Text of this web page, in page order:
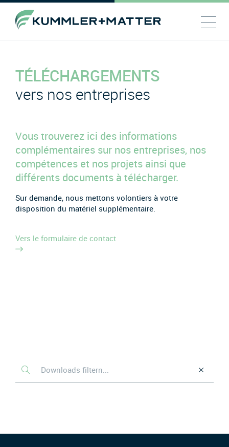
TÉLÉCHARGEMENTS
vers nos entreprises
Vous trouverez ici des informations
complémentaires sur nos entreprises, nos
compétences et nos projets ainsi que
différents documents à télécharger.
Sur demande, nous mettons volontiers à votre
disposition du matériel supplémentaire.
Vers le formulaire de contact